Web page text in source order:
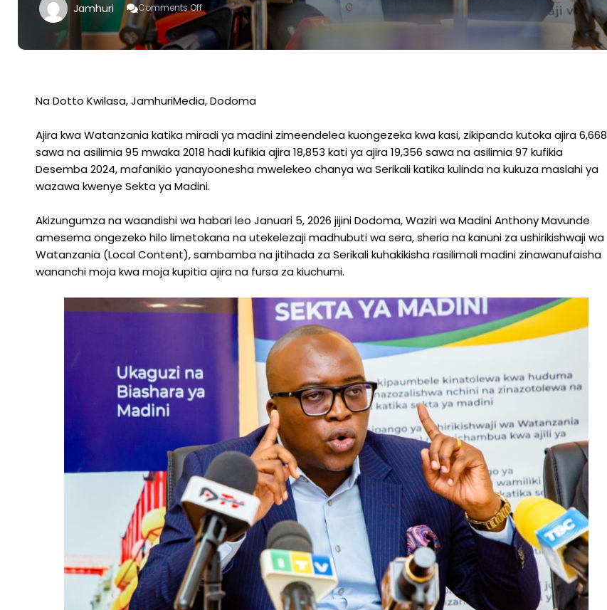
Jamhuri Comments Off
Ajira
Za
Wazawa
Asilimia
97
Na Dotto Kwilasa, JamhuriMedia, Dodoma
Ajira kwa Watanzania katika miradi ya madini zimeendelea kuongezeka kwa kasi, zikipanda kutoka ajira 6,668
sawa na asilimia 95 mwaka 2018 hadi kufikia ajira 18,853 kati ya ajira 19,356 sawa na asilimia 97 kufikia
Desemba 2024, mafanikio yanayoonesha mwelekeo chanya wa Serikali katika kulinda na kukuza maslahi ya
wazawa kwenye Sekta ya Madini.
Akizungumza na waandishi wa habari leo Januari 5, 2026 jijini Dodoma, Waziri wa Madini Anthony Mavunde
amesema ongezeko hilo limetokana na utekelezaji madhubuti wa sera, sheria na kanuni za ushirikishwaji wa
Watanzania (Local Content), sambamba na jitihada za Serikali kuhakikisha rasilimali madini zinawanufaisha
wananchi moja kwa moja kupitia ajira na fursa za kiuchumi.